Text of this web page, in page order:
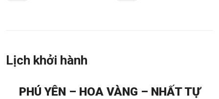
Lịch khởi hành
PHÚ YÊN – HOA VÀNG – NHẤT TỰ